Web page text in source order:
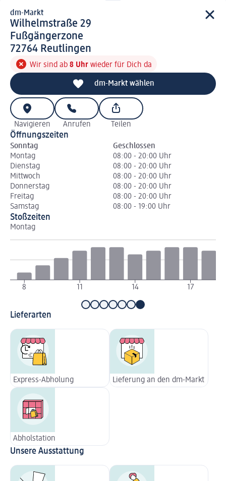
d m-Markt
dm-Markt
Wilhelmstraße 29
Fußgängerzone
7 2 7 6 4
72764 Reutlingen
Wir sind ab 8 Uhr wieder für Dich da
dm-Markt wählen
Navigieren Anrufen Teilen
Öffnungszeiten
Sonntag
Geschlossen
Montag
08:00 - 20:00 Uhr
Dienstag
08:00 - 20:00 Uhr
Mittwoch
08:00 - 20:00 Uhr
Donnerstag
08:00 - 20:00 Uhr
Freitag
08:00 - 20:00 Uhr
Samstag
08:00 - 19:00 Uhr
Stoßzeiten
Montag
8 11 14 17
Lieferarten
Express-Abholung Lieferung an den dm-Markt
Abholstation
Unsere Ausstattung